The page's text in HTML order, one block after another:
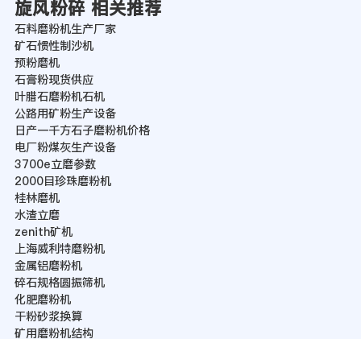
旋风粉碎 相关推荐
石料磨粉机生产厂家
矿石惯性制沙机
预粉磨机
石膏粉现货供应
叶腊石磨粉机石机
公路用矿粉生产设备
日产一千方石子磨粉机价格
电厂粉煤灰生产设备
3700e立磨参数
2000目珍珠磨粉机
桂林磨机
水渣立磨
zenith矿机
上海威利特磨粉机
金属铝磨粉机
碎石规格圆振筛机
化肥磨粉机
干粉砂浆换算
矿用磨粉机结构